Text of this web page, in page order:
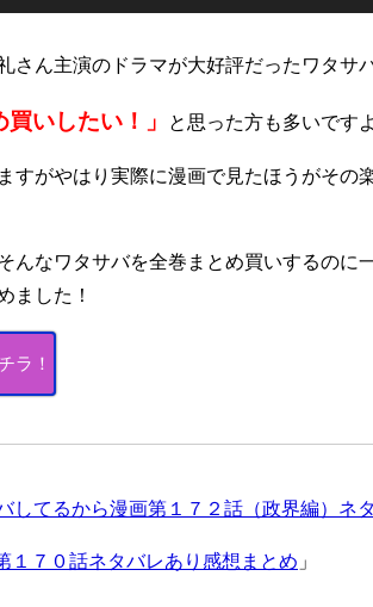
さん主演のドラマが大好評だったワタサ
買いしたい！」 と思った方も多いです
すがやはり実際に漫画で見たほうがその
んなワタサバを全巻まとめ買いするのに
ました！
ラ！
してるから漫画第１７２話（政界編）ネ
１７０話ネタバレあり感想まとめ 」